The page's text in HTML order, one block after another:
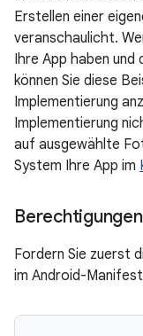
Erstellen einer
veranschaulicht.
Ihre App haben
können Sie diese
Implementierung
Implementierung
auf ausgewählte
System Ihre App im
Fordern Sie zuerst
im Android-